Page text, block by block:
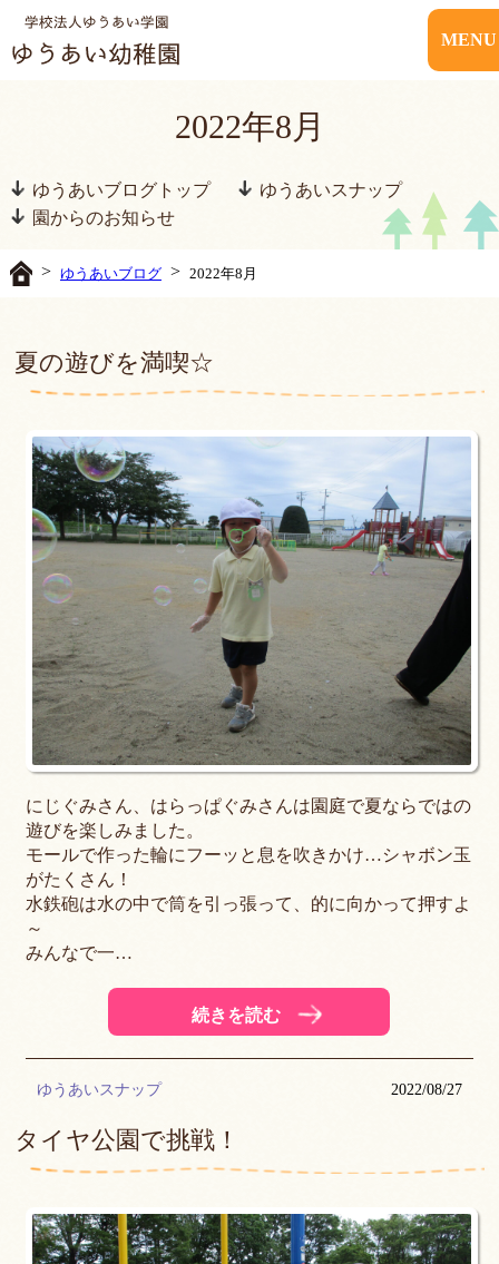
MENU
2022年8月
ゆうあいブログトップ
ゆうあいスナップ
園からのお知らせ
> ゆうあいブログ> 2022年8月
夏の遊びを満喫☆
にじぐみさん、はらっぱぐみさんは園庭で夏ならではの
遊びを楽しみました。
モールで作った輪にフーッと息を吹きかけ…シャボン玉
がたくさん！
水鉄砲は水の中で筒を引っ張って、的に向かって押すよ
～
みんなで一…
続きを読む
ゆうあいスナップ 2022/08/27
タイヤ公園で挑戦！